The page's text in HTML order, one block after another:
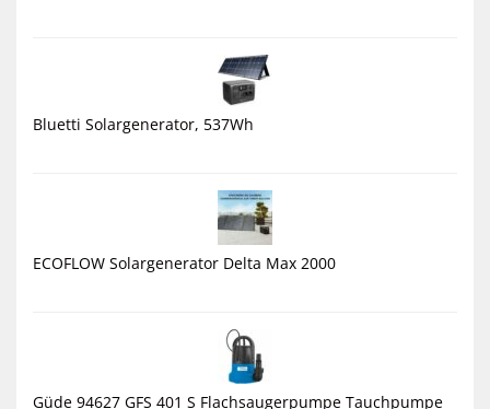
Bluetti Solargenerator, 537Wh
ECOFLOW Solargenerator Delta Max 2000
Güde 94627 GFS 401 S Flachsaugerpumpe Tauchpumpe